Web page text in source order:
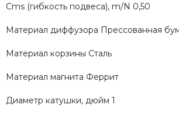
Cms (гибкость подвеса), m/N 0,50
Материал диффузора Прессованная
Материал корзины Сталь
Материал магнита Феррит
Диаметр катушки, дюйм 1